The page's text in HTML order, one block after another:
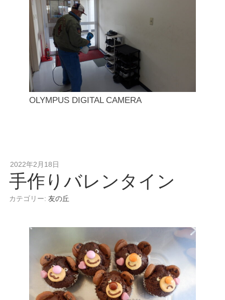
OLYMPUS DIGITAL CAMERA
2022年2月18日
手作りバレンタイン
カテゴリー: 友の丘